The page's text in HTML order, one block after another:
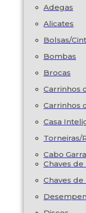
Adegas
Alicates
Bolsas/
Bombas
Brocas
Carrinhos
Carrinhos
Casa
Torneiras/
Cabo
Chaves de
Chaves de